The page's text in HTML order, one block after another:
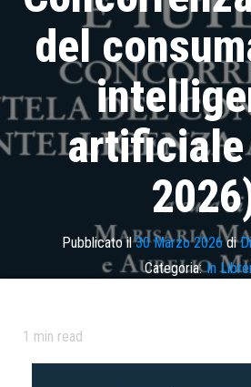
del
artificiale
Pubblicato il30 Marzo 2026di
Categoria: In
1 min read